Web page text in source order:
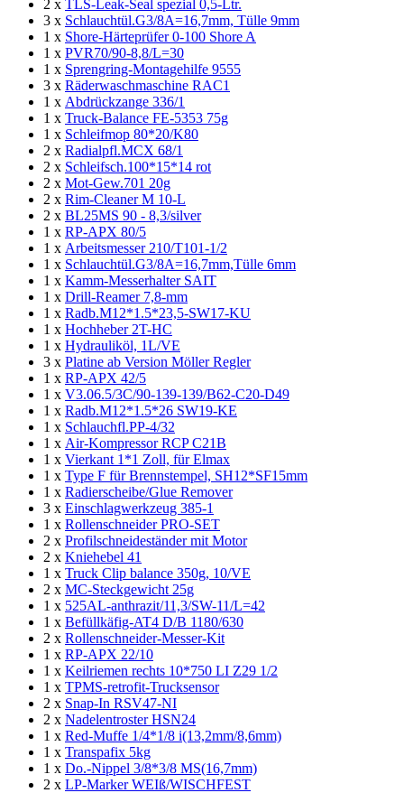
2 x TLS-Leak-Seal spezial 0,5-Ltr.
3 x Schlauchtül.G3/8A=16,7mm, Tülle 9mm
1 x Shore-Härteprüfer 0-100 Shore A
1 x PVR70/90-8,8/L=30
1 x Sprengring-Montagehilfe 9555
3 x Räderwaschmaschine RAC1
1 x Abdrückzange 336/1
1 x Truck-Balance FE-5353 75g
1 x Schleifmop 80*20/K80
2 x Radialpfl.MCX 68/1
2 x Schleifsch.100*15*14 rot
2 x Mot-Gew.701 20g
2 x Rim-Cleaner M 10-L
2 x BL25MS 90 - 8,3/silver
1 x RP-APX 80/5
1 x Arbeitsmesser 210/T101-1/2
1 x Schlauchtül.G3/8A=16,7mm,Tülle 6mm
1 x Kamm-Messerhalter SAIT
1 x Drill-Reamer 7,8-mm
1 x Radb.M12*1.5*23,5-SW17-KU
1 x Hochheber 2T-HC
1 x Hydrauliköl, 1L/VE
3 x Platine ab Version Möller Regler
1 x RP-APX 42/5
1 x V3.06.5/3C/90-139-139/B62-C20-D49
1 x Radb.M12*1.5*26 SW19-KE
1 x Schlauchfl.PP-4/32
1 x Air-Kompressor RCP C21B
1 x Vierkant 1*1 Zoll, für Elmax
1 x Type F für Brennstempel, SH12*SF15mm
1 x Radierscheibe/Glue Remover
3 x Einschlagwerkzeug 385-1
1 x Rollenschneider PRO-SET
2 x Profilschneideständer mit Motor
2 x Kniehebel 41
1 x Truck Clip balance 350g, 10/VE
2 x MC-Steckgewicht 25g
1 x 525AL-anthrazit/11,3/SW-11/L=42
1 x Befüllkäfig-AT4 D/B 1180/630
2 x Rollenschneider-Messer-Kit
1 x RP-APX 22/10
1 x Keilriemen rechts 10*750 LI Z29 1/2
1 x TPMS-retrofit-Trucksensor
2 x Snap-In RSV47-NI
2 x Nadelentroster HSN24
1 x Red-Muffe 1/4*1/8 i(13,2mm/8,6mm)
1 x Transpafix 5kg
1 x Do.-Nippel 3/8*3/8 MS(16,7mm)
2 x LP-Marker WEIß/WISCHFEST